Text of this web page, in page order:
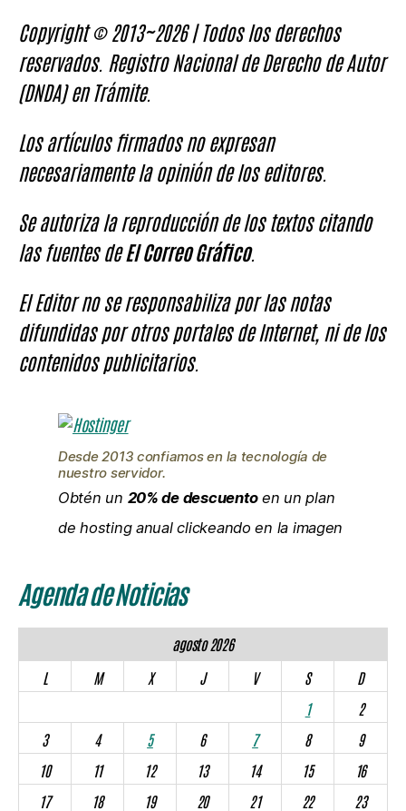
Copyright © 2013~2026 | Todos los derechos
reservados. Registro Nacional de Derecho de Autor
(DNDA) en Trámite.
Los artículos firmados no expresan
necesariamente la opinión de los editores.
Se autoriza la reproducción de los textos citando
las fuentes deEl Correo Gráfico.
El Editor no se responsabiliza por las notas
difundidas por otros portales de Internet, ni de los
contenidos publicitarios.
Desde 2013 confiamos en la tecnología de
nuestro servidor.
Obtén un 20% de descuentoen un plan
de hosting anual clickeando en la imagen
Agenda de Noticias
agosto 2026
L
M X J V S
D
1
2
3
4 5 6 7 8
9
10
11 12 13 14 15
16
17
18 19 20 21 22
23